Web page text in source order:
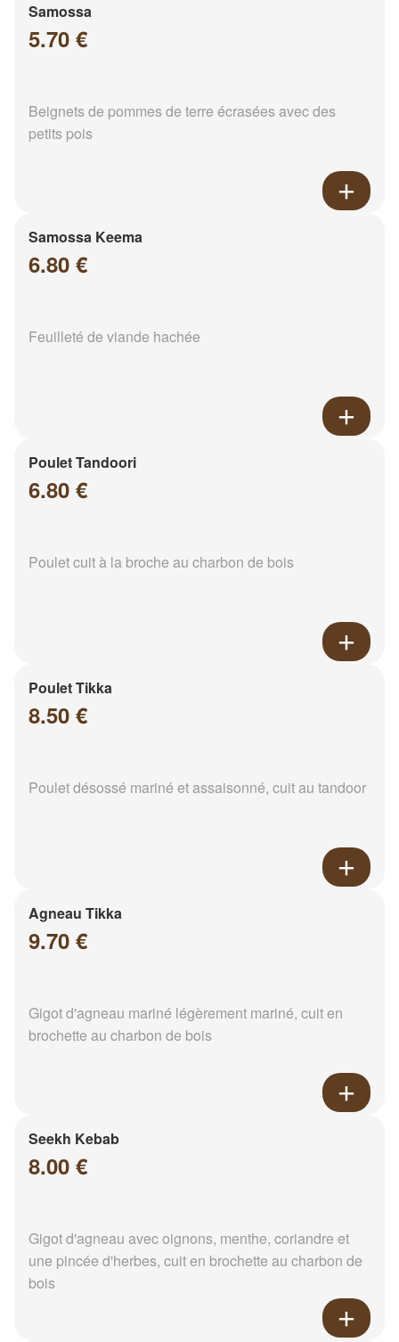
Samossa
5.70 €
Beignets de pommes de terre écrasées avec des
petits pois
Samossa Keema
6.80 €
Feuilleté de viande hachée
Poulet Tandoori
6.80 €
Poulet cuit à la broche au charbon de bois
Poulet Tikka
8.50 €
Poulet désossé mariné et assaisonné, cuit au tandoor
Agneau Tikka
9.70 €
Gigot d'agneau mariné légèrement mariné, cuit en
brochette au charbon de bois
Seekh Kebab
8.00 €
Gigot d'agneau avec oignons, menthe, coriandre et
une pincée d'herbes, cuit en brochette au charbon de
bois